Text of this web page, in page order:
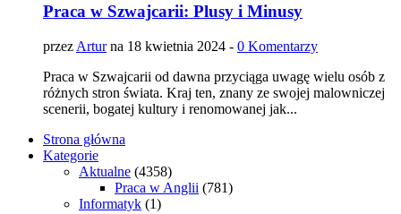
Praca w Szwajcarii: Plusy i Minusy
przez Arturna 18 kwietnia 2024 - 0 Komentarzy
Praca w Szwajcarii od dawna przyciąga uwagę wielu osób z
różnych stron świata. Kraj ten, znany ze swojej malowniczej
scenerii, bogatej kultury i renomowanej jak...
Strona główna
Kategorie
Aktualne (4358)
Praca w Anglii (781)
Informatyk (1)